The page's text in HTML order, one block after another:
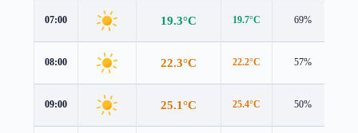
07:00 19.3°C 19.7°C 69%
08:00 22.3°C 22.2°C 57%
09:00 25.1°C 25.4°C 50%